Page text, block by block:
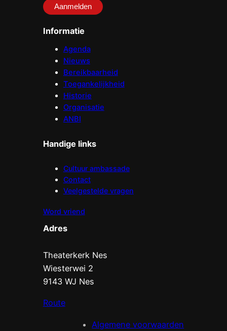
Informatie
Agenda
Nieuws
Bereikbaarheid
Toegankelijkheid
Historie
Organisatie
ANBI
Handige links
Cultuur ambassade
Contact
Veelgestelde vragen
Word vriend
Adres
Theaterkerk Nes
Wiesterwei 2
9143 WJ Nes
Route
Algemene voorwaarden